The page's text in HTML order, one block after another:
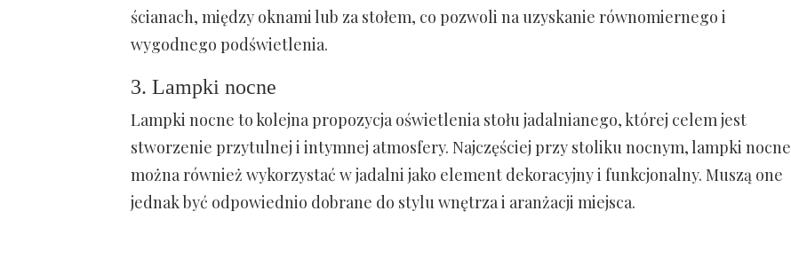
ścianach, między oknami lub za stołem, co pozwoli na uzyskanie równomiernego i
wygodnego podświetlenia.
3. Lampki nocne
Lampki nocne to kolejna propozycja oświetlenia stołu jadalnianego, której celem jest
stworzenie przytulnej i intymnej atmosfery. Najczęściej przy stoliku nocnym, lampki nocne
można również wykorzystać w jadalni jako element dekoracyjny i funkcjonalny. Muszą one
jednak być odpowiednio dobrane do stylu wnętrza i aranżacji miejsca.